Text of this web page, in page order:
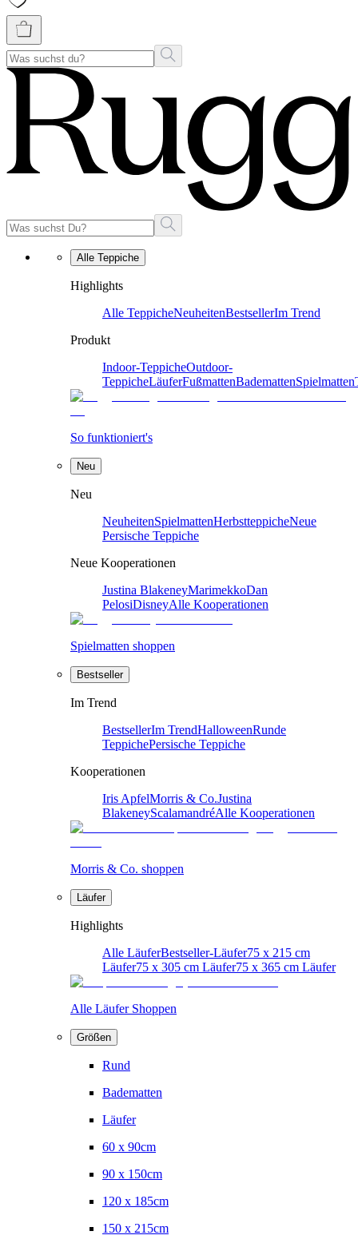
Alle Teppiche
Highlights
Alle TeppicheNeuheitenBestsellerIm Trend
Produkt
Indoor-TeppicheOutdoor-
TeppicheLäuferFußmattenBademattenSpielmatten
So funktioniert's
Neu
Neu
NeuheitenSpielmattenHerbstteppicheNeue
Persische Teppiche
Neue Kooperationen
Justina BlakeneyMarimekkoDan
PelosiDisneyAlle Kooperationen
Spielmatten shoppen
Bestseller
Im Trend
BestsellerIm TrendHalloweenRunde
TeppichePersische Teppiche
Kooperationen
Iris ApfelMorris & Co.Justina
BlakeneyScalamandréAlle Kooperationen
Morris & Co. shoppen
Läufer
Highlights
Alle LäuferBestseller-Läufer75 x 215 cm
Läufer75 x 305 cm Läufer75 x 365 cm Läufer
Alle Läufer Shoppen
Größen
Rund
Badematten
Läufer
60 x 90cm
90 x 150cm
120 x 185cm
150 x 215cm